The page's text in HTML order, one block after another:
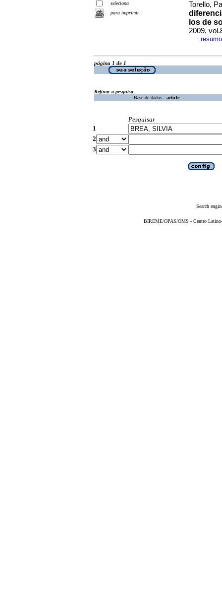
seleciona
para imprimir
Torello,
los de
2009,
·
página 1 de 1
Refinar a pesquisa
Base de dados : article
Pesquisar
1
2
3
Search
BIREME/OPAS/OMS - Centro Latino-